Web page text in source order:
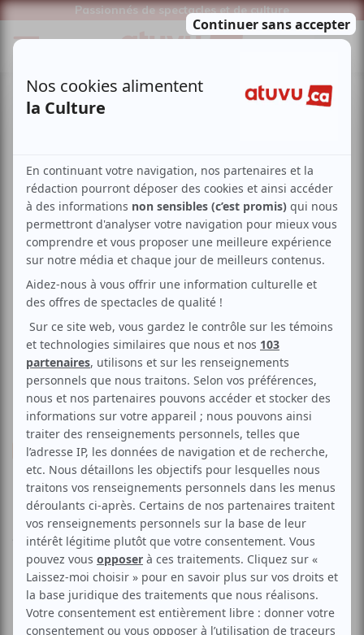
Passionnés de spectacles et de culture
Musique Jazz Expérimentale Electronique
T3 et Suela Mero
Aucune offre promotionnelle
disponible
Soyez les premiers avisés dès qu'il y aura une offre promo
pour T3 et Suela Mero:INSCRIVEZ-VOUS